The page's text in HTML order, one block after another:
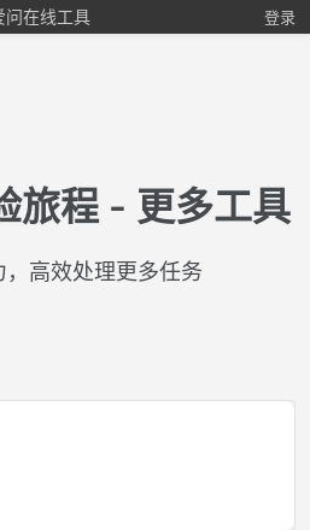
问在线工具 登录
旅程 - 更多工具
高效处理更多任务